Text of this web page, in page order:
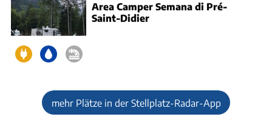
Area Camper Semana di Pré-
Saint-Didier
mehr Plätze in der Stellplatz-Radar-App